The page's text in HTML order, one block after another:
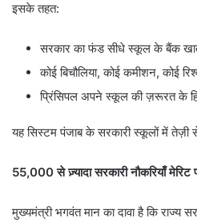
इसके तहत:
सरकार का फंड सीधे स्कूल के बैंक
कोई बिचौलिया, कोई कमीशन, कोई
प्रिंसिपल अपने स्कूल की ज़रूरत के
यह सिस्टम पंजाब के सरकारी स्कूलों में तेज़ी
55,000से ज़्यादा सरकारी नौकरियाँ मेरिट
मुख्यमंत्री भगवंत मान का दावा है कि राज्य